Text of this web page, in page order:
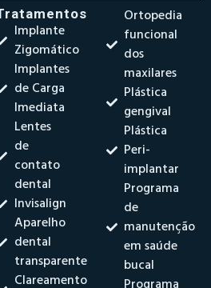
Implante
Zigomático
Implantes
de Carga
Imediata
Lentes
de
contato
dental
Invisalign
Aparelho
dental
transparente
Clareamento
Ortopedia
funcional
dos
maxilares
Plástica
gengival
Plástica
Peri-
implantar
Programa
de
manutenção
em saúde
bucal